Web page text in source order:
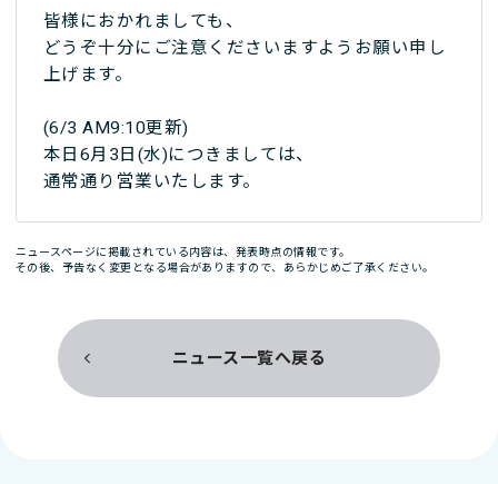
皆様におかれましても、
どうぞ十分にご注意くださいますようお願い申し
上げます。
(6/3 AM9:10更新)
本日6月3日(水)につきましては、
通常通り営業いたします。
ニュースページに掲載されている内容は、発表時点の情報です。
その後、予告なく変更となる場合がありますので、あらかじめご了承ください。
ニュース一覧へ戻る